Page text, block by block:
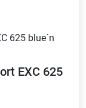
EXC 625